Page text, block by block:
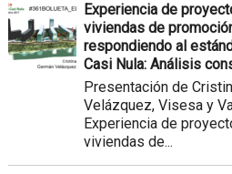
Experiencia de
viviendas de
respondiendo al
Casi Nula: Análisis
Presentación de
Velázquez, Visesa y
Experiencia de
viviendas de...